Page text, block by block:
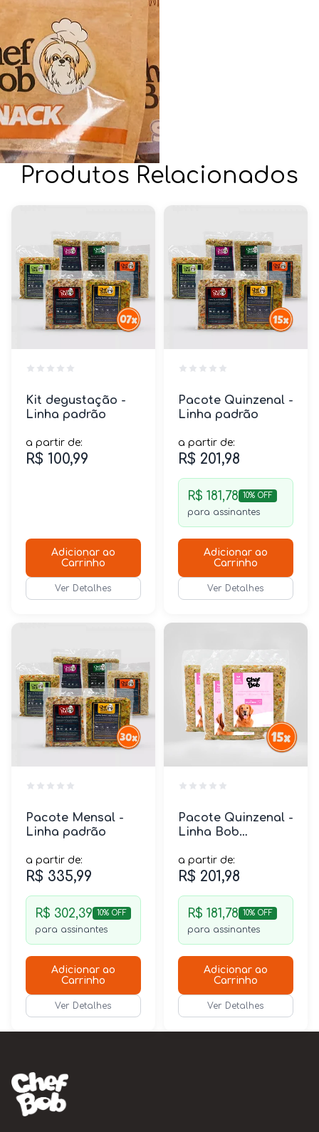
Produtos Relacionados
Kit degustação -
Linha padrão
a partir de:
R$ 100,99
Adicionar ao
Carrinho
Ver Detalhes
Pacote Quinzenal -
Linha padrão
a partir de:
R$ 201,98
R$ 181,78 10% OFF
para assinantes
Adicionar ao
Carrinho
Ver Detalhes
Pacote Mensal -
Linha padrão
a partir de:
R$ 335,99
R$ 302,39 10% OFF
para assinantes
Adicionar ao
Carrinho
Ver Detalhes
Pacote Quinzenal -
Linha Bob
a partir de:
R$ 201,98
R$ 181,78 10% OFF
para assinantes
Adicionar ao
Carrinho
Ver Detalhes